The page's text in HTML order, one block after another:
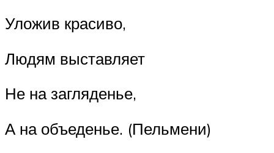
Уложив красиво,
Людям выставляет
Не на загляденье,
А на объеденье. (Пельмени)